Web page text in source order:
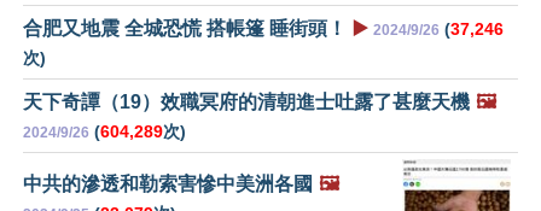
合肥又地震 全城恐慌 搭帳篷 睡街頭！ ▶️ 2024/9/26 (37,246
次)
天下奇譚（19）效職冥府的清朝進士吐露了甚麼天機 🖼️
2024/9/26 (604,289次)
中共的滲透和勒索害慘中美洲各國 🖼️